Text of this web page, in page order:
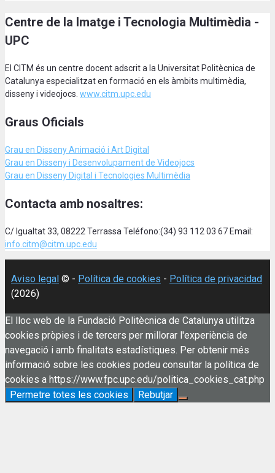
Centre de la Imatge i Tecnologia Multimèdia -
UPC
El CITM és un centre docent adscrit a la Universitat Politècnica de
Catalunya especialitzat en formació en els àmbits multimèdia,
disseny i videojocs. www.citm.upc.edu
Graus Oficials
Grau en Disseny Animació i Art Digital
Grau en Disseny i Desenvolupament de Videojocs
Grau en Disseny Digital i Tecnologies Multimèdia
Contacta amb nosaltres:
C/ Igualtat 33, 08222 Terrassa Teléfono:(34) 93 112 03 67 Email:
info.citm@citm.upc.edu
Aviso legal © - Política de cookies - Política de privacidad
(2026)
El lloc web de la Fundació Politècnica de Catalunya utilitza
cookies pròpies i de tercers per millorar l'experiència de
navegació i amb finalitats estadístiques. Per obtenir més
informació sobre les cookies podeu consultar la política de
cookies a https://www.fpc.upc.edu/politica_cookies_cat.php
Permetre totes les cookies
Rebutjar